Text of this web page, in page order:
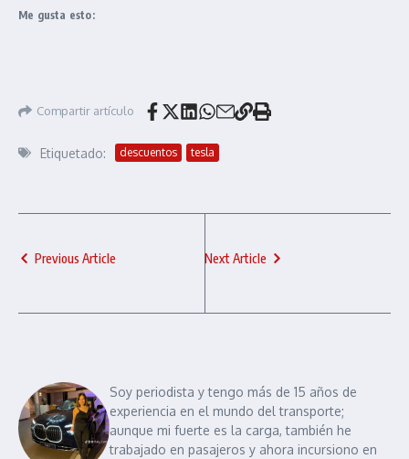
Me gusta esto:
Compartir artículo
Etiquetado: descuentos tesla
Previous Article Next Article
Soy periodista y tengo más de 15 años de
experiencia en el mundo del transporte;
aunque mi fuerte es la carga, también he
trabajado en pasajeros y ahora incursiono en